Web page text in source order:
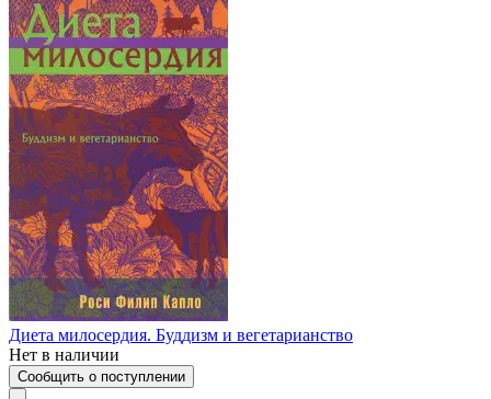
Диета милосердия. Буддизм и вегетарианство
Нет в наличии
Сообщить о поступлении